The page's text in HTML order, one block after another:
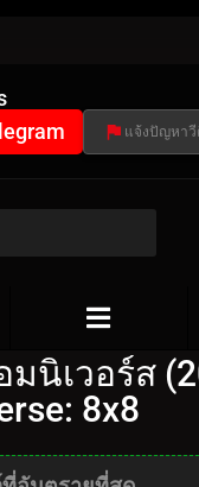
แจ้งปัญหาวี
มนิเวอร์ส
8x8